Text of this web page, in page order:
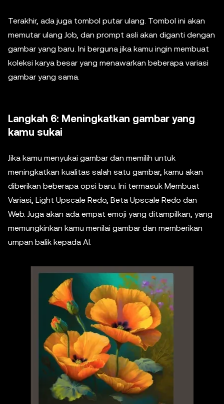
Terakhir, ada juga tombol putar ulang. Tombol ini akan
memutar ulang Job, dan prompt asli akan diganti dengan
gambar yang baru. Ini berguna jika kamu ingin membuat
koleksi karya besar yang menawarkan beberapa variasi
gambar yang sama.
Langkah 6: Meningkatkan gambar yang
kamu sukai
Jika kamu menyukai gambar dan memilih untuk
meningkatkan kualitas salah satu gambar, kamu akan
diberikan beberapa opsi baru. Ini termasuk Membuat
Variasi, Light Upscale Redo, Beta Upscale Redo dan
Web. Juga akan ada empat emoji yang ditampilkan, yang
memungkinkan kamu menilai gambar dan memberikan
umpan balik kepada AI.